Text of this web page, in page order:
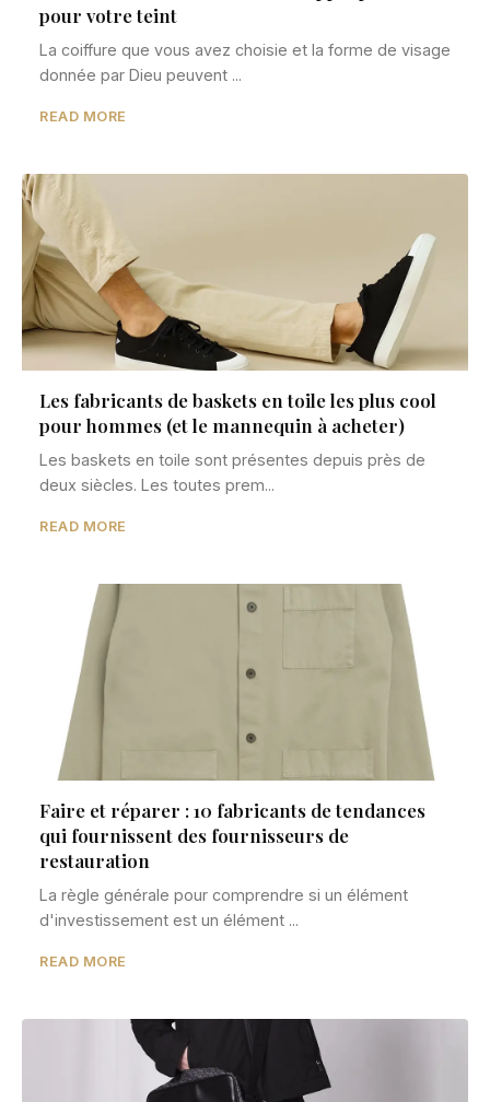
pour votre teint
La coiffure que vous avez choisie et la forme de visage
donnée par Dieu peuvent ...
READ MORE
Les fabricants de baskets en toile les plus cool
pour hommes (et le mannequin à acheter)
Les baskets en toile sont présentes depuis près de
deux siècles. Les toutes prem...
READ MORE
Faire et réparer : 10 fabricants de tendances
qui fournissent des fournisseurs de
restauration
La règle générale pour comprendre si un élément
d'investissement est un élément ...
READ MORE